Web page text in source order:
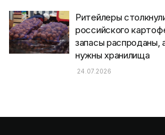
Ритейлеры
российского
запасы
нужны хранилища
24.07.2026